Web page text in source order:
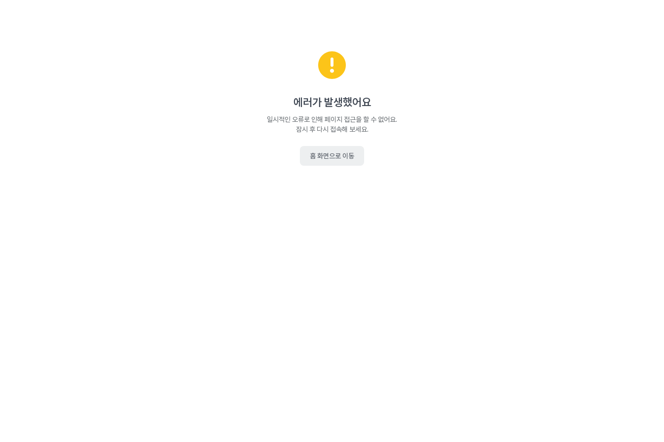
에러가 발생했어요
일시적인 오류로 인해 페이지 접근을 할 수 없어요.
잠시 후 다시 접속해 보세요.
홈 화면으로 이동